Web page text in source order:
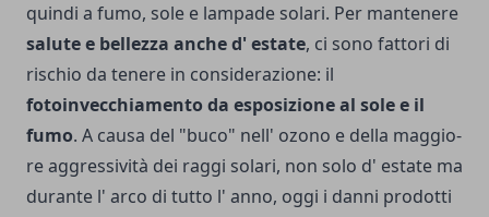
quindi a fumo, sole e lampade solari. Per mantenere
salute e bellezza anche d' estate, ci sono fattori di
rischio da tenere in considerazione: il
fotoinvecchiamento da esposizione al sole e il
fumo. A causa del "buco" nell' ozono e della maggio­
re aggressività dei raggi solari, non solo d' estate ma
durante l' arco di tutto l' anno, oggi i danni pro­dotti